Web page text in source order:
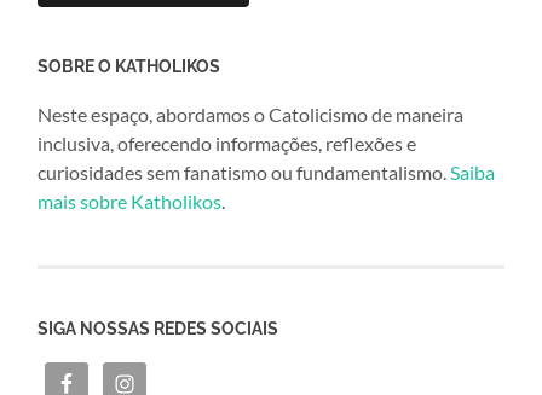
SOBRE O KATHOLIKOS
Neste espaço, abordamos o Catolicismo de maneira
inclusiva, oferecendo informações, reflexões e
curiosidades sem fanatismo ou fundamentalismo.Saiba
mais sobre Katholikos.
SIGA NOSSAS REDES SOCIAIS